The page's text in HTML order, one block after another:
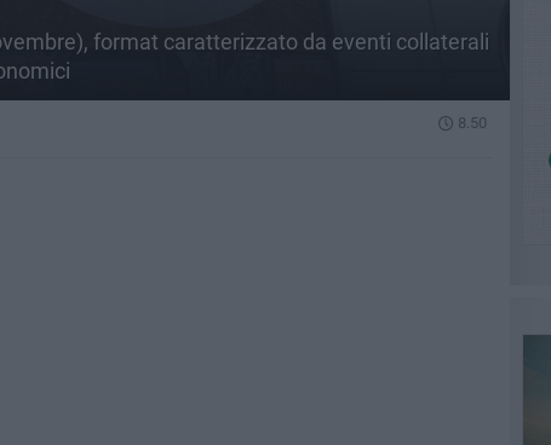
format caratterizzato da eventi collaterali
8.50